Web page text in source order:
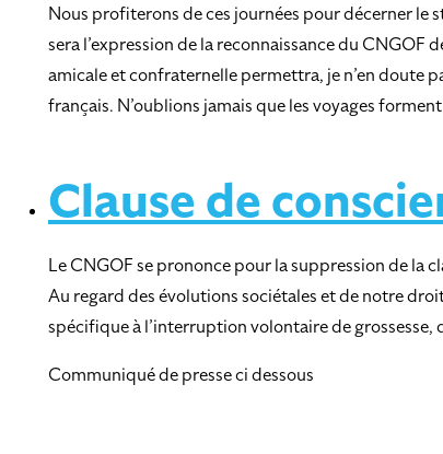
Nous profiterons de ces journées pour décerner le
sera l’expression de la reconnaissance du
amicale et confraternelle permettra, je n’en doute
français. N’oublions jamais que les voyages
Clause de
Le CNGOF se prononce pour la suppression de la
Au regard des évolutions sociétales et de notre
spécifique à l’interruption volontaire de
Communiqué de presse ci dessous